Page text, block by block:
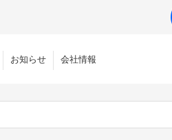
お知らせ 会社情報